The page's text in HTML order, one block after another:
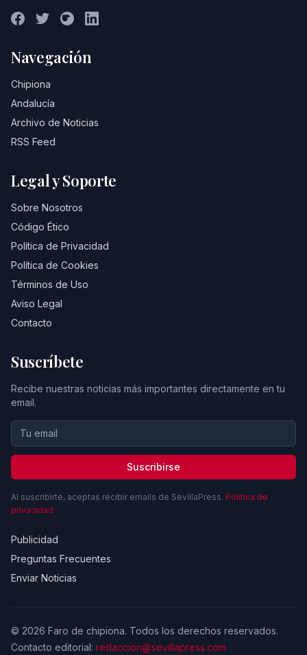
Navegación
Chipiona
Andalucía
Archivo de Noticias
RSS Feed
Legal y Soporte
Sobre Nosotros
Código Ético
Política de Privacidad
Política de Cookies
Términos de Uso
Aviso Legal
Contacto
Suscríbete
Recibe nuestras noticias más importantes directamente en tu
email.
Suscribirse
Al suscribirte, aceptas recibir emails de SevillaPress. Política de
privacidad
Publicidad
Preguntas Frecuentes
Enviar Noticias
© 2026 Faro de chipiona. Todos los derechos reservados.
Contacto editorial: redaccion@sevillapress.com